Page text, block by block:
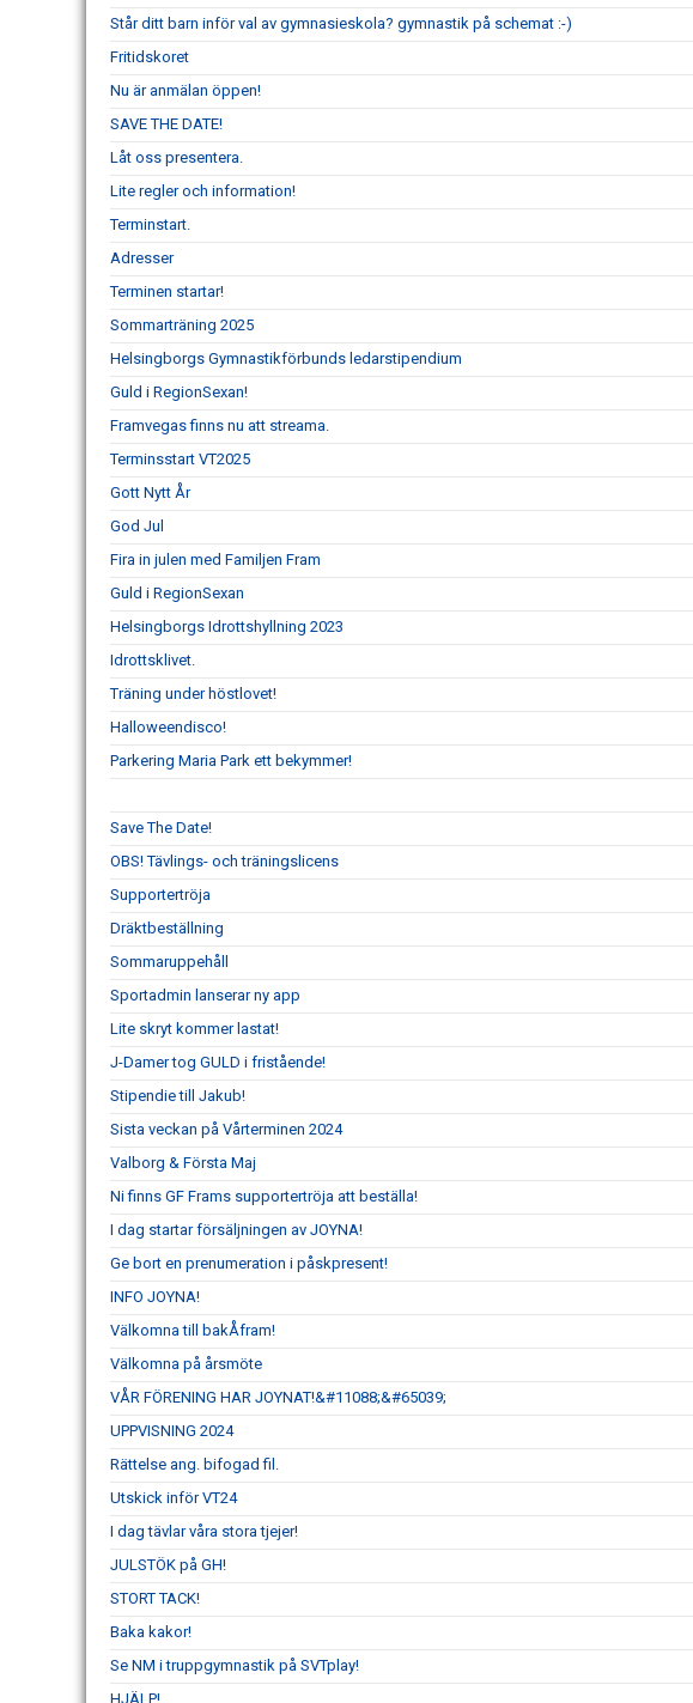
Står ditt barn inför val av gymnasieskola? gymnastik på schemat :-)
Fritidskoret
Nu är anmälan öppen!
SAVE THE DATE!
Låt oss presentera.
Lite regler och information!
Terminstart.
Adresser
Terminen startar!
Sommarträning 2025
Helsingborgs Gymnastikförbunds ledarstipendium
Guld i RegionSexan!
Framvegas finns nu att streama.
Terminsstart VT2025
Gott Nytt År
God Jul
Fira in julen med Familjen Fram
Guld i RegionSexan
Helsingborgs Idrottshyllning 2023
Idrottsklivet.
Träning under höstlovet!
Halloweendisco!
Parkering Maria Park ett bekymmer!
Save The Date!
OBS! Tävlings- och träningslicens
Supportertröja
Dräktbeställning
Sommaruppehåll
Sportadmin lanserar ny app
Lite skryt kommer lastat!
J-Damer tog GULD i fristående!
Stipendie till Jakub!
Sista veckan på Vårterminen 2024
Valborg & Första Maj
Ni finns GF Frams supportertröja att beställa!
I dag startar försäljningen av JOYNA!
Ge bort en prenumeration i påskpresent!
INFO JOYNA!
Välkomna till bakÅfram!
Välkomna på årsmöte
VÅR FÖRENING HAR JOYNAT!&#11088;&#65039;
UPPVISNING 2024
Rättelse ang. bifogad fil.
Utskick inför VT24
I dag tävlar våra stora tjejer!
JULSTÖK på GH!
STORT TACK!
Baka kakor!
Se NM i truppgymnastik på SVTplay!
HJÄLP!